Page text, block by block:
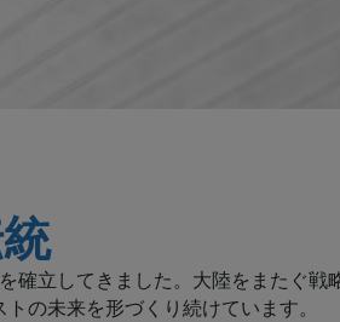
立してきました。大陸をまたぐ
の未来を形づくり続けています。